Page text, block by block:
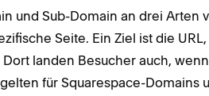
und Sub-Domain an drei
Seite. Ein Ziel ist die
landen Besucher auch,
für Squarespace-Domains